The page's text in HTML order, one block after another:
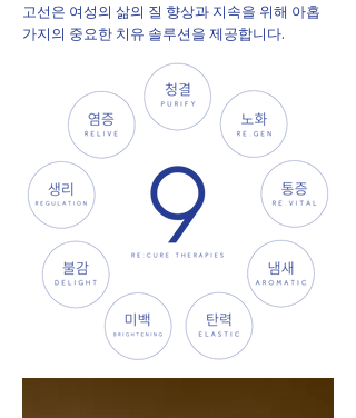
고선은 여성의 삶의 질 향상과 지속을 위해 아홉
가지의 중요한 치유 솔루션을 제공합니다.